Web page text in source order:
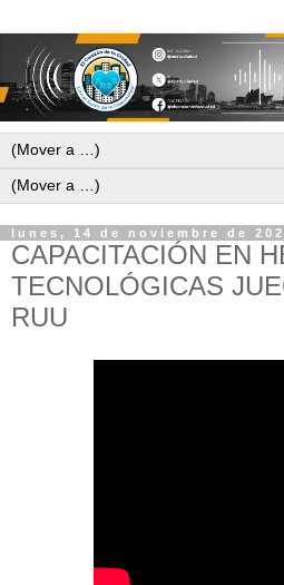
lunes, 14 de noviembre de
CAPACITACIÓN EN
TECNOLÓGICAS
RUU